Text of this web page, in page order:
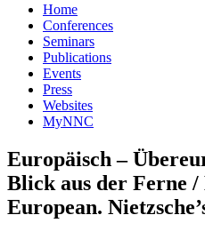
Home
Conferences
Seminars
Publications
Events
Press
Websites
MyNNC
Europäisch –
Blick aus der Ferne
European.